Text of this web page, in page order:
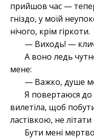
прийшов час —
гніздо, у моїй
нічого, крім гіркоти.
— Виходь! —
А воно ледь
мене:
— Важко, душе
Я повертаюся до
вилетіла, щоб
ластівкою, не літати
Бути мені